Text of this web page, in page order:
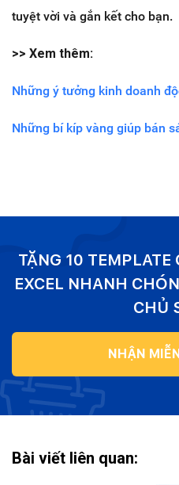
tuyệt vời và gắn kết cho bạn.
>> Xem thêm:
Những ý tưởng kinh doanh
Những bí kíp vàng giúp bán
TẶNG 10
EXCEL NHANH
CHỦ
NHẬN
Bài viết liên quan: